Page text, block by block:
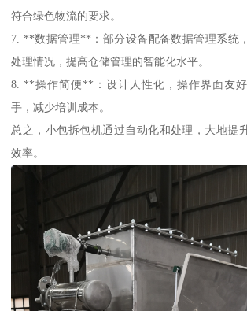
符合绿色物流的要求。
7. **数据管理**：部分设备配备数据管理系统
处理情况，提高仓储管理的智能化水平。
8. **操作简便**：设计人性化，操作界面友
手，减少培训成本。
总之，小包拆包机通过自动化和处理，大地提
效率。